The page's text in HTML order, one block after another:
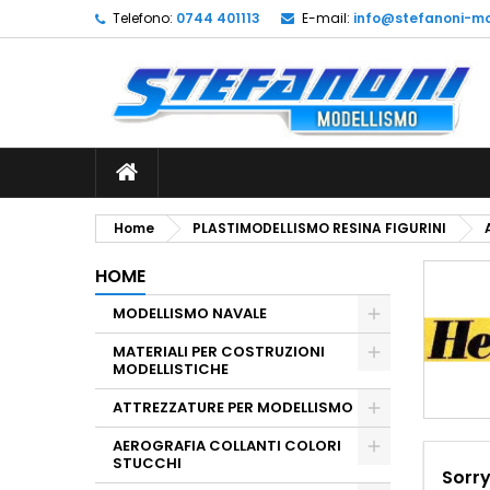
Telefono: 0744 401113 E-mail: info@stefanoni-
Home PLASTIMODELLISMO RESINA FIGURINI
HOME
MODELLISMO NAVALE
MATERIALI PER COSTRUZIONI
MODELLISTICHE
ATTREZZATURE PER MODELLISMO
AEROGRAFIA COLLANTI COLORI
STUCCHI